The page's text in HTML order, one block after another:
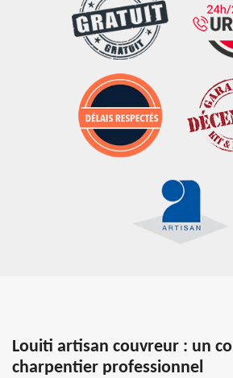
Louiti artisan couvreur : un
charpentier professionnel